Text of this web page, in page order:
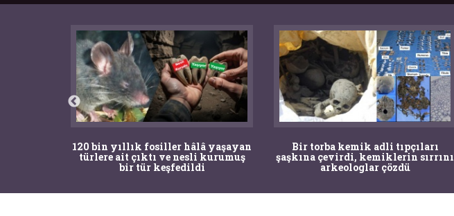
120 bin yıllık fosiller hâlâ yaşayan
türlere ait çıktı ve nesli kurumuş
bir tür keşfedildi
Bir torba kemik adli tıpçıları
şaşkına çevirdi, kemiklerin sırrını
arkeologlar çözdü